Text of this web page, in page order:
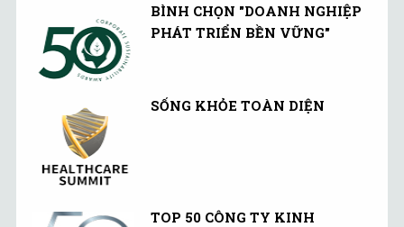
BÌNH CHỌN "DOANH NGHIỆP
PHÁT TRIỂN BỀN VỮNG"
SỐNG KHỎE TOÀN DIỆN
TOP 50 CÔNG TY KINH